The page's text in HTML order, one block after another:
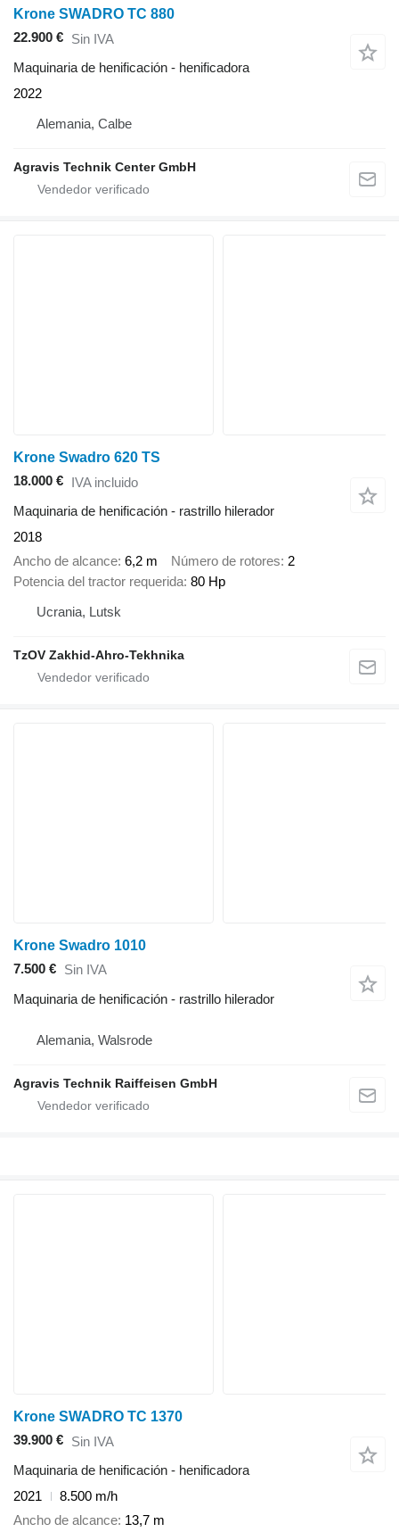
Krone SWADRO TC 880
22.900 € Sin IVA
Maquinaria de henificación - henificadora
2022
Alemania, Calbe
Agravis Technik Center GmbH
Krone Swadro 620 TS
18.000 € IVA incluido
Maquinaria de henificación - rastrillo hilerador
2018
Ancho de alcance 6,2 m Número de rotores 2
Potencia del tractor requerida 80 Hp
Ucrania, Lutsk
TzOV Zakhid-Ahro-Tekhnika
Krone Swadro 1010
7.500 € Sin IVA
Maquinaria de henificación - rastrillo hilerador
Alemania, Walsrode
Agravis Technik Raiffeisen GmbH
Krone SWADRO TC 1370
39.900 € Sin IVA
Maquinaria de henificación - henificadora
2021
8.500 m/h
Ancho de alcance 13,7 m